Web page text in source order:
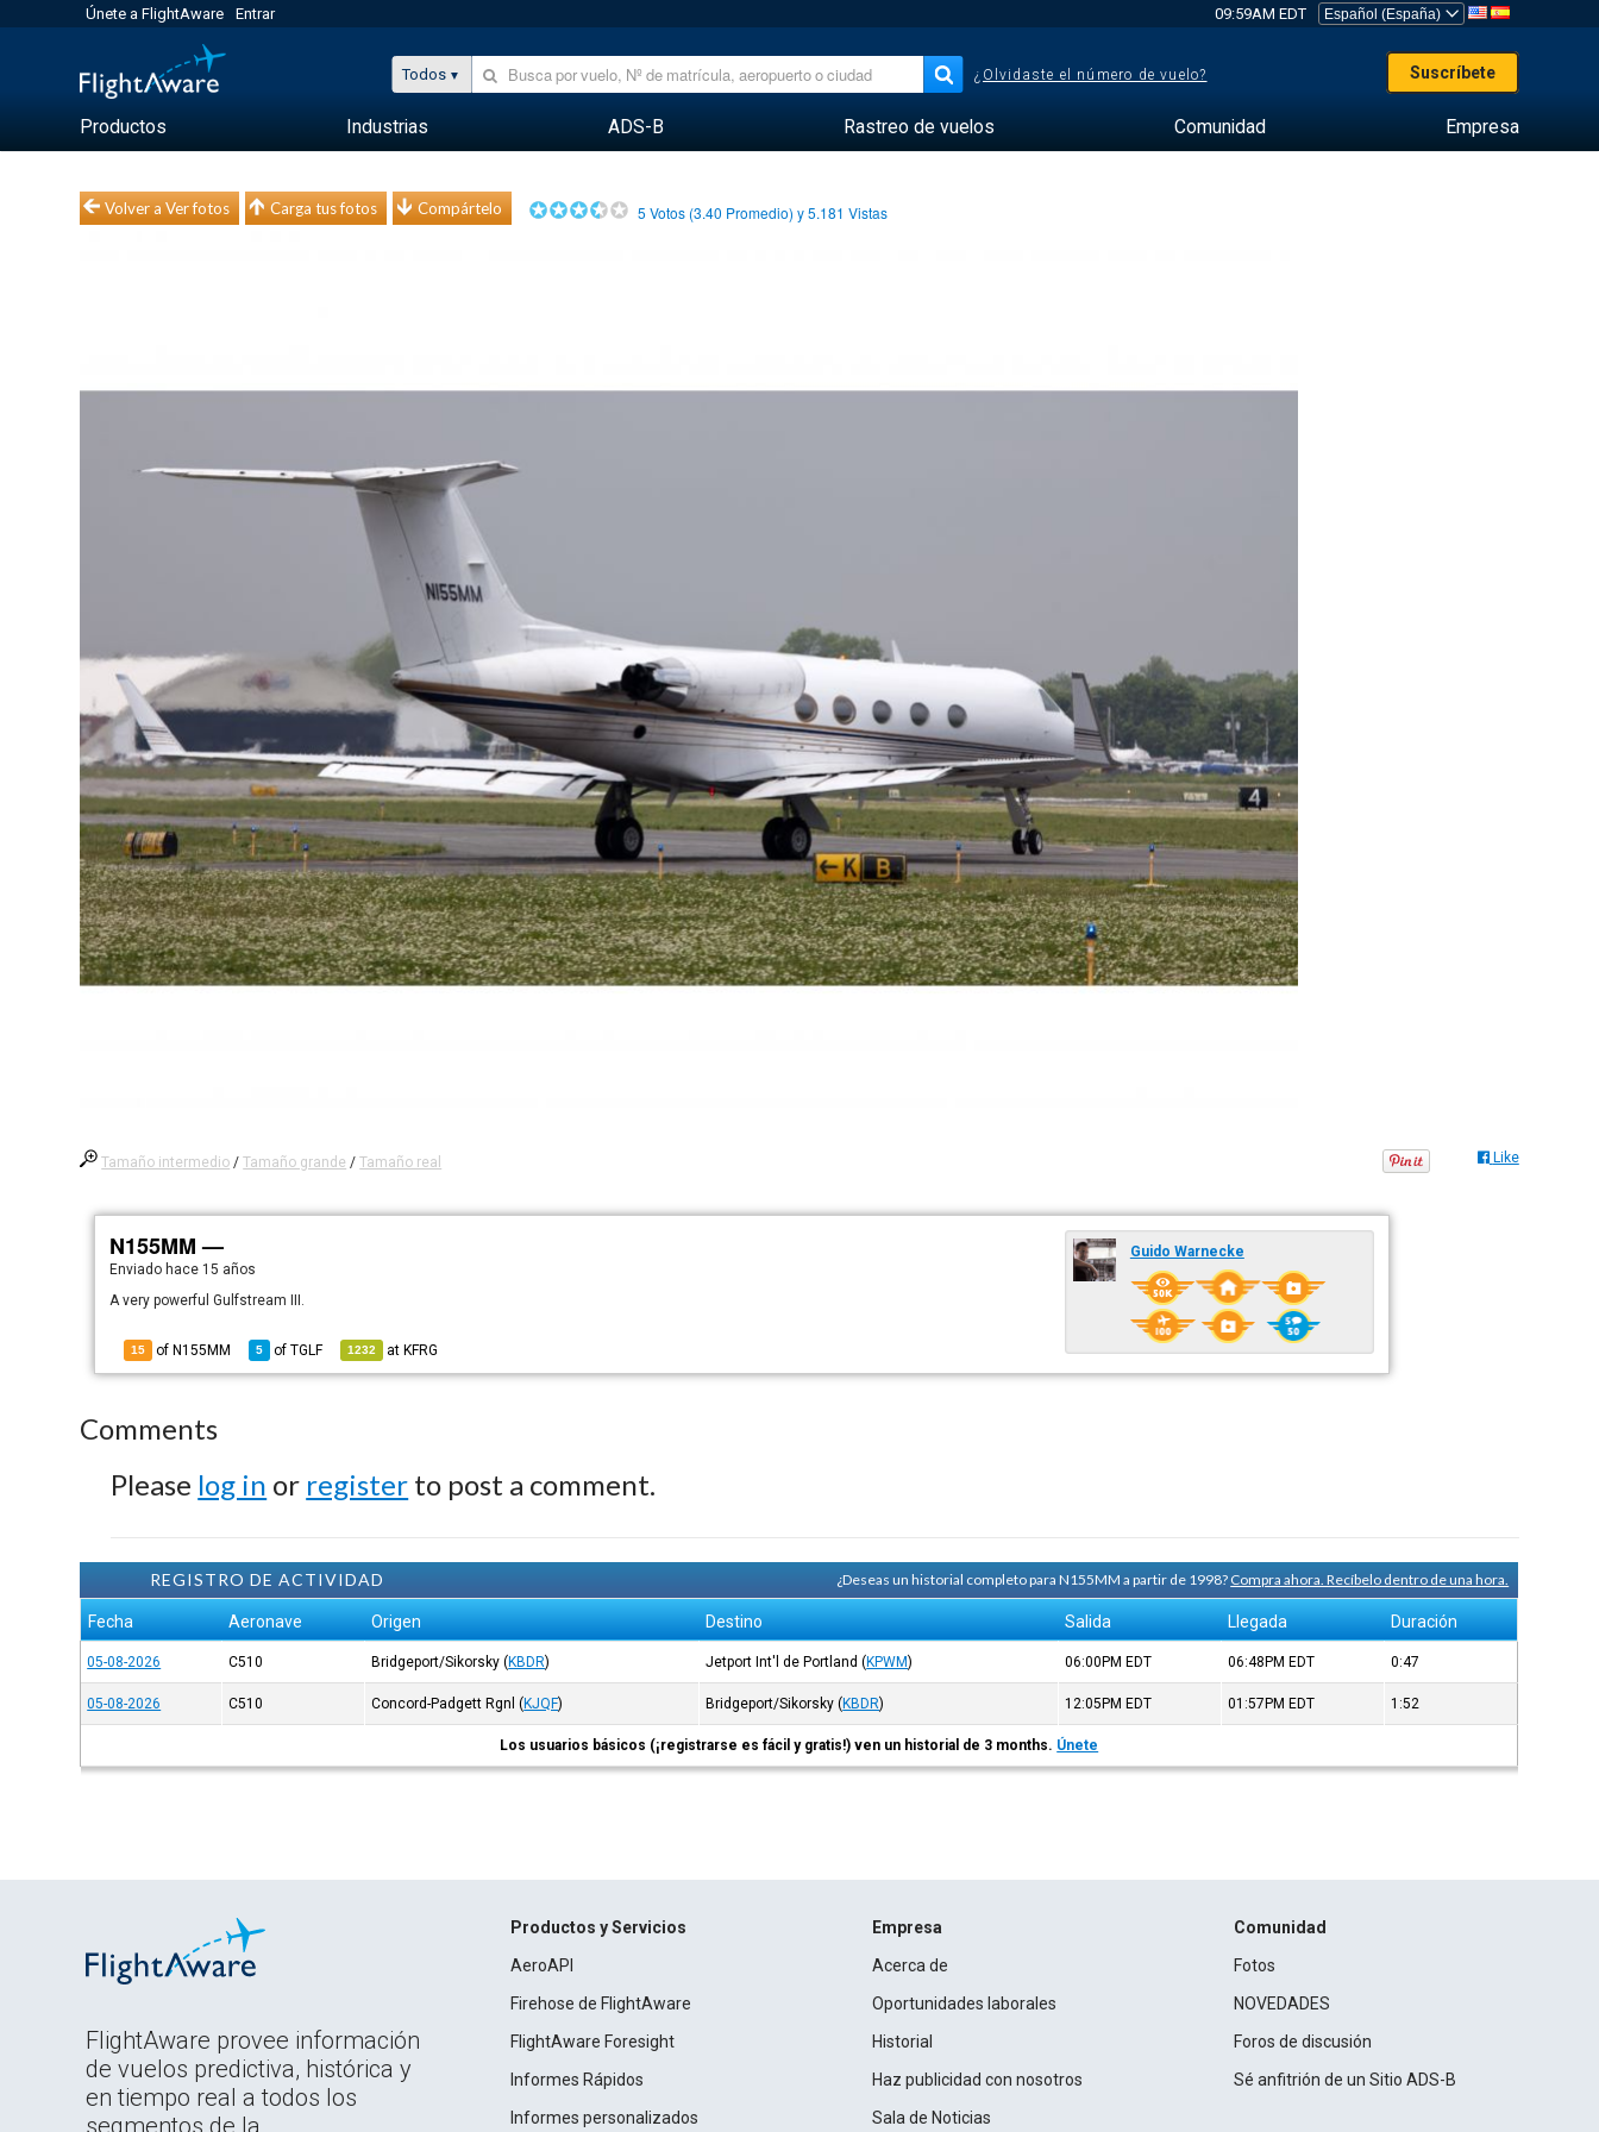
Únete a FlightAware Entrar 09:59AM EDT
Todos ¿Olvidaste el número de vuelo? Suscríbete
Productos Industrias ADS-B Rastreo de vuelos Comunidad Empresa
Volver a Ver fotos Carga tus fotos Compártelo 5 Votos (3.40 Promedio) y5.181 Vistas
Tamaño intermedio /Tamaño grande /Tamaño real Like
N155MM —
Enviado hace 15 años
A very powerful Gulfstream III.
15 of N155MM 5 ofTGLF 1232 at KFRG
Guido Warnecke
Comments
Please log in or register to post a comment.
REGISTRO DE ACTIVIDAD ¿Deseas un historial completo para N155MM a partir de 1998?Compra ahora. Recíbelo dentro de una hora.
Fecha Aeronave Origen Destino Salida Llegada Duración
05-08-2026 C510 Bridgeport/Sikorsky (KBDR) Jetport Int'l de Portland (KPWM) 06:00PM EDT 06:48PM EDT 0:47
05-08-2026 C510 Concord-Padgett Rgnl (KJQF) Bridgeport/Sikorsky (KBDR) 12:05PM EDT 01:57PM EDT 1:52
Los usuarios básicos (¡registrarse es fácil y gratis!) ven un historial de 3 months. Únete
FlightAware provee información
de vuelos predictiva, histórica y
en tiempo real a todos los
segmentos de la
Productos y Servicios
AeroAPI
Firehose de FlightAware
FlightAware Foresight
Informes Rápidos
Informes personalizados
Empresa
Acerca de
Oportunidades laborales
Historial
Haz publicidad con nosotros
Sala de Noticias
Comunidad
Fotos
NOVEDADES
Foros de discusión
Sé anfitrión de un Sitio ADS-B